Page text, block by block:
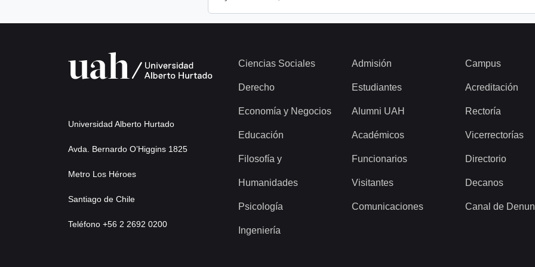
Universidad Alberto Hurtado
Avda. Bernardo O’Higgins 1825
Metro Los Héroes
Santiago de Chile
Teléfono +56 2 2692 0200
Ciencias Sociales
Derecho
Economía y Negocios
Educación
Filosofía y
Humanidades
Psicología
Ingeniería
Admisión
Estudiantes
Alumni UAH
Académicos
Funcionarios
Visitantes
Comunicaciones
Campus
Acreditación
Rectoría
Vicerrectorías
Directorio
Decanos
Canal de